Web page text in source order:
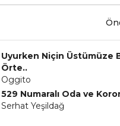
Uyurken Niçin Üstümüze
Örte..
Oggito
529 Numaralı Oda ve
Serhat Yeşildağ